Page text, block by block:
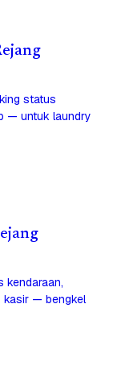
status
— untuk laundry
kendaraan,
kasir — bengkel